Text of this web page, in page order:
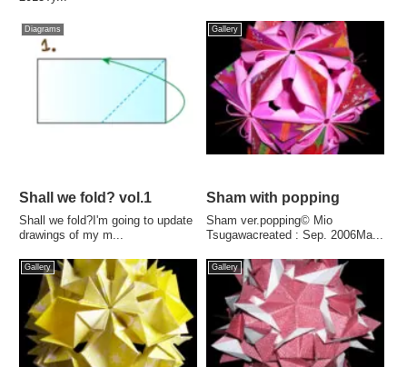
Diagrams
Shall we fold? vol.1
Shall we fold?I'm going to update
drawings of my m...
Gallery
Sham with popping
Sham ver.popping© Mio
Tsugawacreated : Sep. 2006Ma...
Gallery Gallery